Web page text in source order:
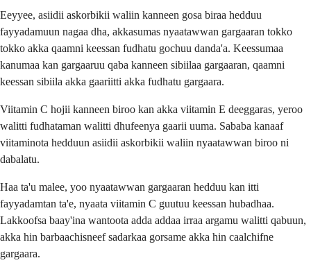
Eeyyee, asiidii askorbikii waliin kanneen gosa biraa hedduu
fayyadamuun nagaa dha, akkasumas nyaatawwan gargaaran tokko
tokko akka qaamni keessan fudhatu gochuu danda'a. Keessumaa
kanumaa kan gargaaruu qaba kanneen sibiilaa gargaaran, qaamni
keessan sibiila akka gaariitti akka fudhatu gargaara.
Viitamin C hojii kanneen biroo kan akka viitamin E deeggaras, yeroo
walitti fudhataman walitti dhufeenya gaarii uuma. Sababa kanaaf
viitaminota hedduun asiidii askorbikii waliin nyaatawwan biroo ni
dabalatu.
Haa ta'u malee, yoo nyaatawwan gargaaran hedduu kan itti
fayyadamtan ta'e, nyaata viitamin C guutuu keessan hubadhaa.
Lakkoofsa baay'ina wantoota adda addaa irraa argamu walitti qabuun,
akka hin barbaachisneef sadarkaa gorsame akka hin caalchifne
gargaara.